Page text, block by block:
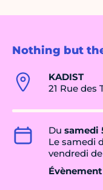
Nothing but
KADIST
21 Rue des
Du samedi
Le samedi
vendredi de